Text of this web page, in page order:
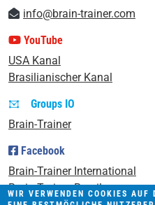
info@brain-trainer.com
YouTube
USA Kanal
Brasilianischer Kanal
Groups IO
Brain-Trainer
Facebook
Brain-Trainer International
Brain-Trainer Brasil
WIR VERWENDEN COOKIES AUF